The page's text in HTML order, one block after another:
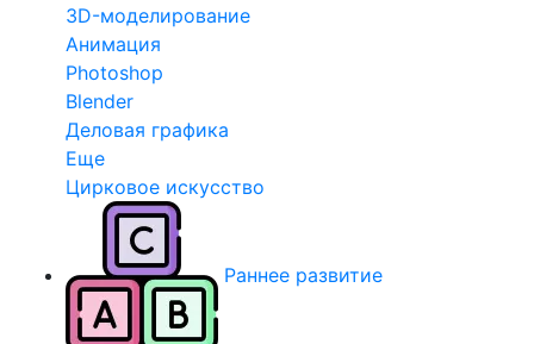
3D-моделирование
Анимация
Photoshop
Blender
Деловая графика
Еще
Цирковое искусство
Раннее развитие